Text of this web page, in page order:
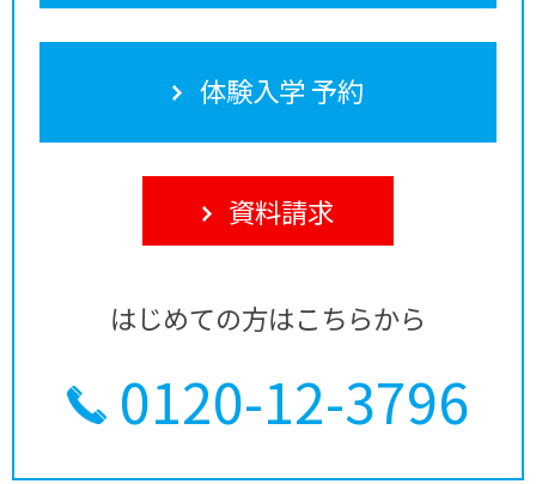
体験入学 予約
資料請求
はじめての方はこちらから
0120-12-3796